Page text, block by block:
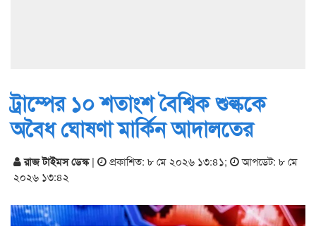
ট্রাম্পের ১০ শতাংশ বৈশ্বিক শুল্ককে
অবৈধ ঘোষণা মার্কিন আদালতের
রাজ টাইমস ডেস্ক| প্রকাশিত: ৮ মে ২০২৬ ১৩:৪১;
আপডেট: ৮ মে
২০২৬ ১৩:৪২